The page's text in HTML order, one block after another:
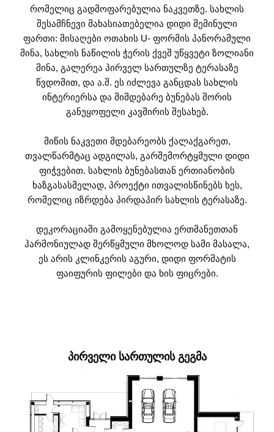
რომელიც გადმოფარებულია ნაკვეთზე. სახლის
შესამჩნევი მახასიათებელია დიდი შემინული
ფართი: მისაღები ოთახის U- ფორმის პანორამული
მინა, სახლის ნაწილის ჭერის ქვეშ უწყვეტი ზოლიანი
მინა, გალერეა პირველ სართულზე ტერასაზე
წვდომით, და ა.შ. ეს იძლევა განცდას სახლის
ინტერიერსა და მიმდებარე ბუნებას შორის
განუყოფელი კავშირის შესახებ.
მიწის ნაკვეთი მდებარეობს ქალაქგარეთ,
თვალწარმტაც ადგილას, გარშემორტყმული დიდი
ფიჭვებით. სახლის ბუნებასთან ერთიანობის
ხაზგასასმელად, პროექტი ითვალისწინებს ხეს,
რომელიც იზრდება პირდაპირ სახლის ტერასაზე.
დეკორაციაში გამოყენებულია ერთმანეთთან
ჰარმონიულად შერწყმული მხოლოდ სამი მასალა,
ეს არის კლინკერის აგური, დიდი ფორმატის
ფაიფურის ფილები და ხის ფიცრები.
ᲞᲘᲠᲕᲔᲚᲘ ᲡᲐᲠᲗᲣᲚᲘᲡ ᲒᲔᲒᲛᲐ